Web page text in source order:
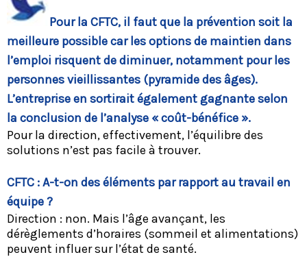
Pour la CFTC, il faut que la prévention soit la
meilleure possible car les options de maintien dans
l’emploi risquent de diminuer, notamment pour les
personnes vieillissantes (pyramide des âges).
L’entreprise en sortirait également gagnante selon
la conclusion de l’analyse « coût-bénéfice ».
Pour la direction, effectivement, l’équilibre des
solutions n’est pas facile à trouver.
CFTC : A-t-on des éléments par rapport au travail en
équipe ?
Direction : non. Mais l’âge avançant, les
dérèglements d’horaires (sommeil et alimentations)
peuvent influer sur l’état de santé.